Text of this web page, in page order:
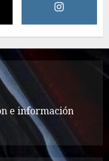
of
extraordinary
1002
Feminine for
e información